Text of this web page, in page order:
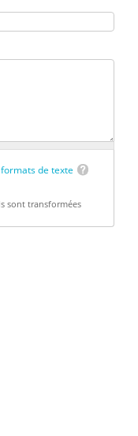
de texte
sont transformées